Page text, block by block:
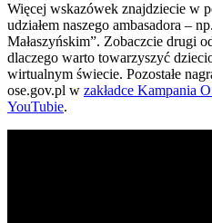
Więcej wskazówek znajdziecie w
udziałem naszego ambasadora –
Małaszyńskim”. Zobaczcie drugi
dlaczego warto towarzyszyć
wirtualnym świecie. Pozostałe
ose.gov.pl w zakładce Kampania
YouTubie.